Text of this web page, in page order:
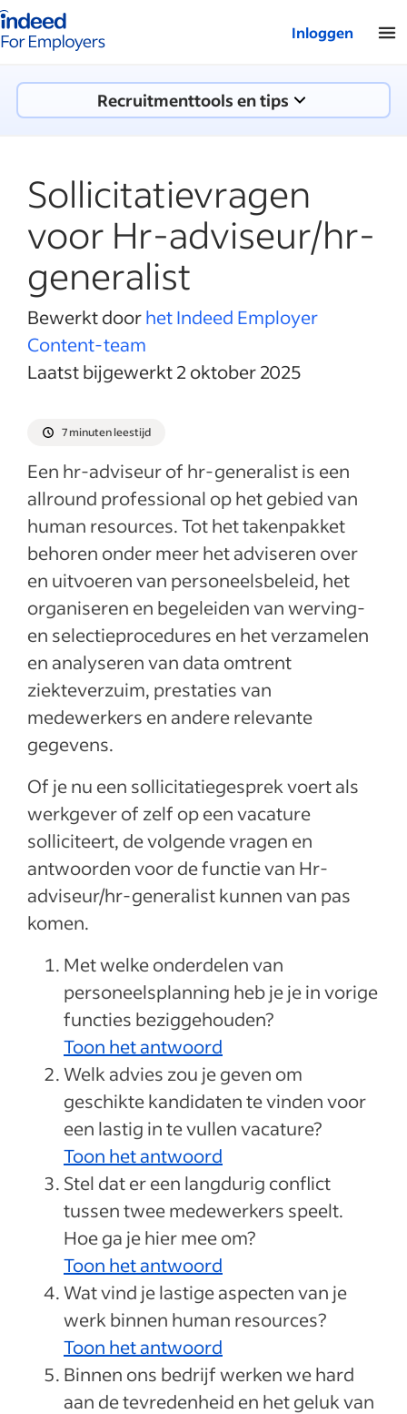
van Indeed - Voor werkgevers
Inloggen
Recruitmenttools en tips
Sollicitatievragen
voor Hr-adviseur/hr-
generalist
Bewerkt doorhet Indeed Employer
Content-team
Laatst bijgewerkt 2 oktober 2025
7 minuten leestijd
Een hr-adviseur of hr-generalist is een
allround professional op het gebied van
human resources. Tot het takenpakket
behoren onder meer het adviseren over
en uitvoeren van personeelsbeleid, het
organiseren en begeleiden van werving-
en selectieprocedures en het verzamelen
en analyseren van data omtrent
ziekteverzuim, prestaties van
medewerkers en andere relevante
gegevens.
Of je nu een sollicitatiegesprek voert als
werkgever of zelf op een vacature
solliciteert, de volgende vragen en
antwoorden voor de functie van Hr-
adviseur/hr-generalist kunnen van pas
komen.
Met welke onderdelen van
personeelsplanning heb je je in vorige
functies beziggehouden?
Toon het antwoord
Welk advies zou je geven om
geschikte kandidaten te vinden voor
een lastig in te vullen vacature?
Toon het antwoord
Stel dat er een langdurig conflict
tussen twee medewerkers speelt.
Hoe ga je hier mee om?
Toon het antwoord
Wat vind je lastige aspecten van je
werk binnen human resources?
Toon het antwoord
Binnen ons bedrijf werken we hard
aan de tevredenheid en het geluk van